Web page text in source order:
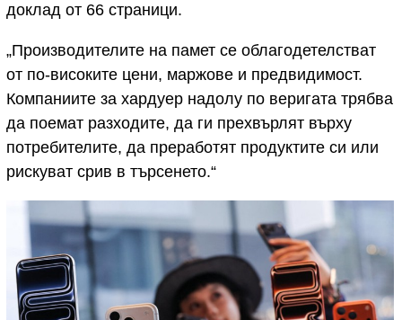
доклад от 66 страници.
„Производителите на памет се облагодетелстват
от по-високите цени, маржове и предвидимост.
Компаниите за хардуер надолу по веригата трябва
да поемат разходите, да ги прехвърлят върху
потребителите, да преработят продуктите си или
рискуват срив в търсенето.“